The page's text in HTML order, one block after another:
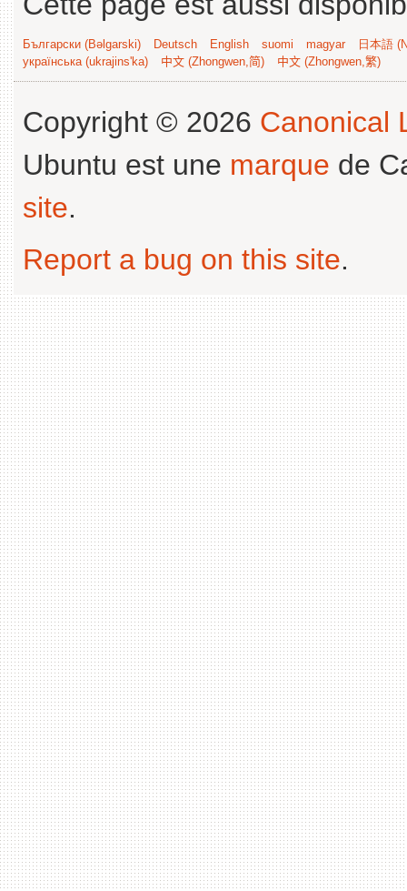
Български (Bəlgarski) Deutsch English suomi magyar
日本語
українська (ukrajins'ka)
中文 (Zhongwen,简) 中文 (Zhongwen,繁)
Copyright © 2026 Canonical
Ubuntu est une marque de
site.
Report a bug on this site.